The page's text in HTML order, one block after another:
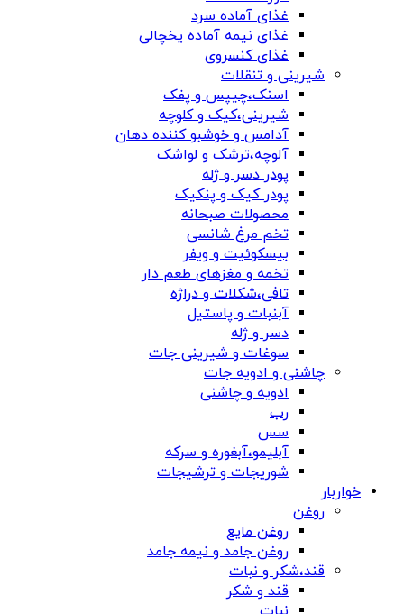
غذای آماده سرد
غذای نیمه آماده یخچالی
غذای کنسروی
شیرینی و تنقلات
اسنک،چیپس و پفک
شیرینی،کیک و کلوچه
آدامس و خوشبو کننده دهان
آلوچه،ترشک و لواشک
پودر دسر و ژله
پودر کیک و پنکیک
محصولات صبحانه
تخم مرغ شانسی
بیسکوئیت و ویفر
تخمه و مغزهای طعم دار
تافی،شکلات و دراژه
آبنبات و پاستیل
دسر و ژله
سوغات و شیرینی جات
چاشنی و ادویه جات
ادویه و چاشنی
رب
سس
آبلیمو،آبغوره و سرکه
شوریجات و ترشیجات
خواربار
روغن
روغن مایع
روغن جامد و نیمه جامد
قند،شکر و نبات
قند و شکر